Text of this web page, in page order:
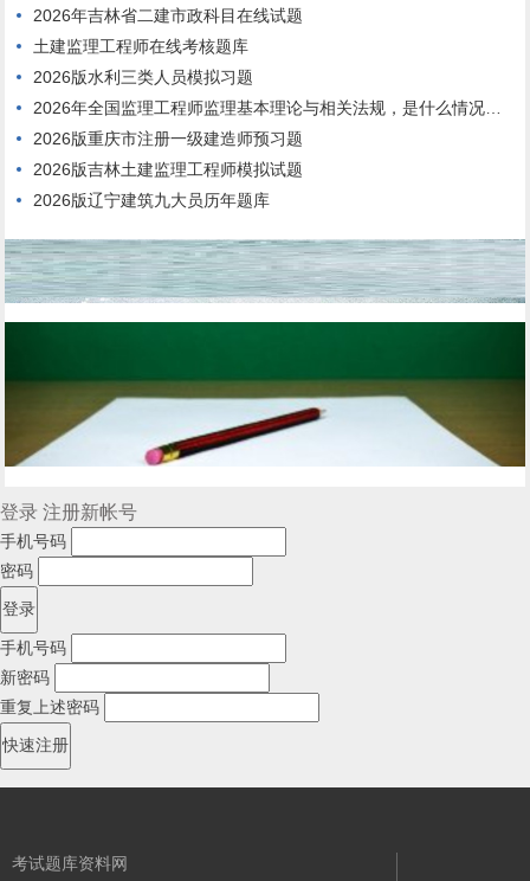
2026年吉林省二建市政科目在线试题
土建监理工程师在线考核题库
2026版水利三类人员模拟习题
2026年全国监理工程师监理基本理论与相关法规，是什么情况呢？
2026版重庆市注册一级建造师预习题
2026版吉林土建监理工程师模拟试题
2026版辽宁建筑九大员历年题库
登录 注册新帐号
手机号码
密码
手机号码
新密码
重复上述密码
考试题库资料网